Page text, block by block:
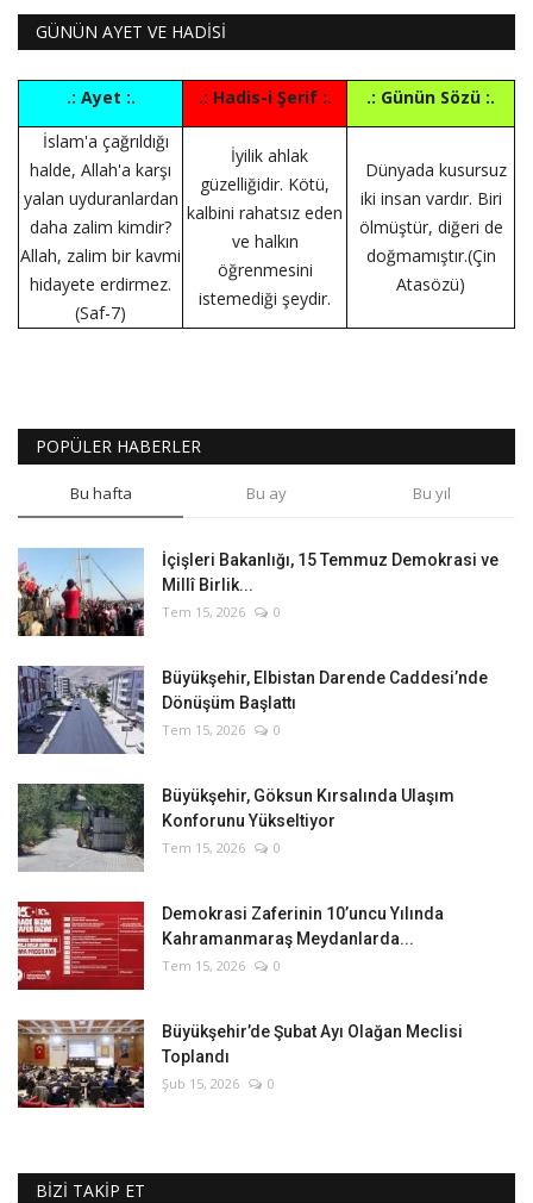
GÜNÜN AYET VE HADİSİ
.: Ayet :. .: Hadis-i Şerif :.
.: Günün Sözü :.
İslam'a çağrıldığı
halde, Allah'a karşı
yalan uyduranlardan
daha zalim kimdir?
Allah, zalim bir kavmi
hidayete erdirmez.
(Saf-7)
İyilik ahlak
güzelliğidir. Kötü,
kalbini rahatsız eden
ve halkın
öğrenmesini
istemediği şeydir.
Dünyada kusursuz
iki insan vardır. Biri
ölmüştür, diğeri de
doğmamıştır.(Çin
Atasözü)
POPÜLER HABERLER
Bu hafta Bu ay Bu yıl
İçişleri Bakanlığı, 15 Temmuz Demokrasi ve
Millî Birlik...
Tem 15, 2026 0
Büyükşehir, Elbistan Darende Caddesi’nde
Dönüşüm Başlattı
Tem 15, 2026 0
Büyükşehir, Göksun Kırsalında Ulaşım
Konforunu Yükseltiyor
Tem 15, 2026 0
Demokrasi Zaferinin 10’uncu Yılında
Kahramanmaraş Meydanlarda...
Tem 15, 2026 0
Büyükşehir’de Şubat Ayı Olağan Meclisi
Toplandı
Şub 15, 2026 0
BİZİ TAKİP ET